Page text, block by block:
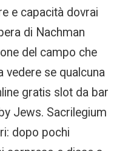
e capacità dovrai
di Nachman
del campo che
vedere se qualcuna
gratis slot da bar
Jews. Sacrilegium
dopo pochi